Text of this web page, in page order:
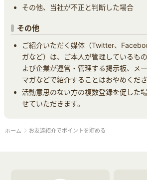
その他、当社が不正と判断した場合
その他
ご紹介いただく媒体（Twitter、
ガなど）は、ご本人が管理しているも
よび企業が運営・管理する掲示板、メ
マガなどで紹介することはおやめくださ
活動意思のない方の複数登録を促した
せていただきます。
ホーム お友達紹介でポイントを貯める